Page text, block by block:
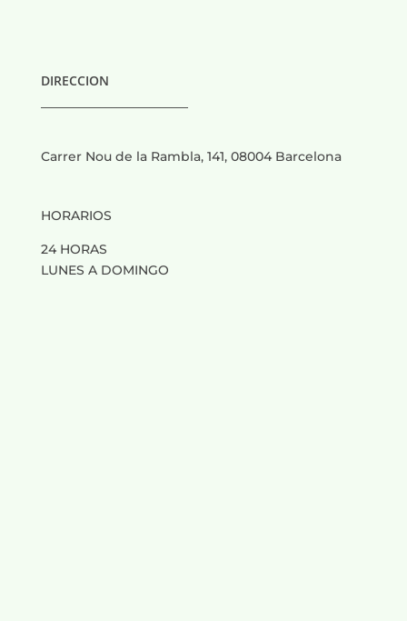
DIRECCION
Carrer Nou de la Rambla, 141, 08004 Barcelona
HORARIOS
24 HORAS
LUNES A DOMINGO